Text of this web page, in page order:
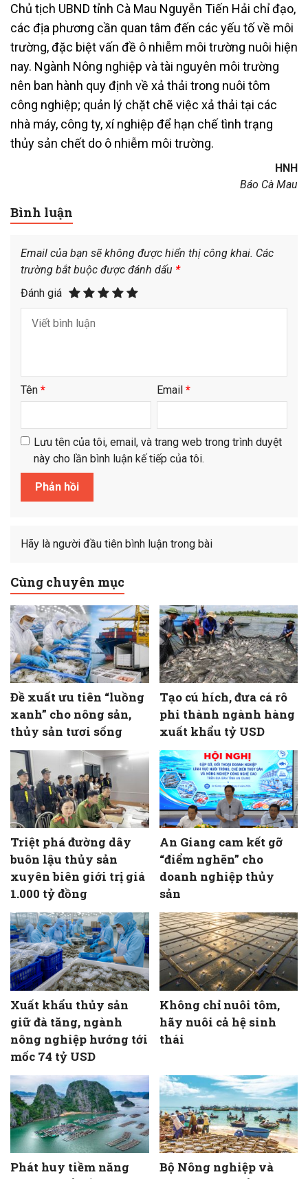
Chủ tịch UBND tỉnh Cà Mau Nguyễn Tiến Hải chỉ đạo,
các địa phương cần quan tâm đến các yếu tố về môi
trường, đặc biệt vấn đề ô nhiễm môi trường nuôi hiện
nay. Ngành Nông nghiệp và tài nguyên môi trường
nên ban hành quy định về xả thải trong nuôi tôm
công nghiệp; quản lý chặt chẽ việc xả thải tại các
nhà máy, công ty, xí nghiệp để hạn chế tình trạng
thủy sản chết do ô nhiễm môi trường.
HNH
Báo Cà Mau
Bình luận
Email của bạn sẽ không được hiển thị công khai. Các
trường bắt buộc được đánh dấu *
Đánh giá
Tên * Email *
Lưu tên của tôi, email, và trang web trong trình duyệt
này cho lần bình luận kế tiếp của tôi.
Hãy là người đầu tiên bình luận trong bài
Cùng chuyên mục
Đề xuất ưu tiên “luồng
xanh” cho nông sản,
thủy sản tươi sống
Tạo cú hích, đưa cá rô
phi thành ngành hàng
xuất khẩu tỷ USD
Triệt phá đường dây
buôn lậu thủy sản
xuyên biên giới trị giá
1.000 tỷ đồng
An Giang cam kết gỡ
“điểm nghẽn” cho
doanh nghiệp thủy
sản
Xuất khẩu thủy sản
giữ đà tăng, ngành
nông nghiệp hướng tới
mốc 74 tỷ USD
Không chỉ nuôi tôm,
hãy nuôi cả hệ sinh
thái
Phát huy tiềm năng
Bộ Nông nghiệp và